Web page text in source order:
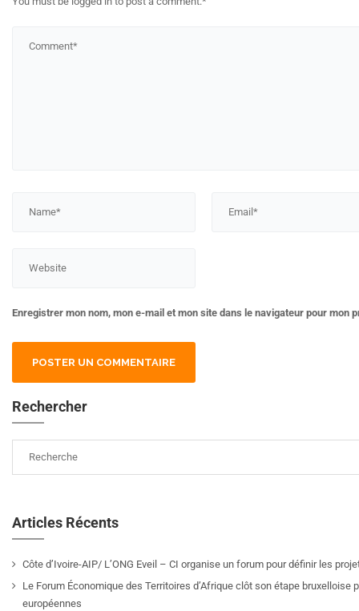
Enregistrer mon nom, mon e-mail et mon site dans le navigateur pour mon
Rechercher
Articles Récents
Côte d’Ivoire-AIP/ L’ONG Eveil – CI organise un forum pour définir les
Le Forum Économique des Territoires d’Afrique clôt son étape
européennes